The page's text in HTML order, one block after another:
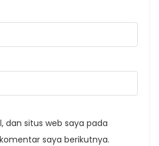
dan situs web saya pada
saya berikutnya.